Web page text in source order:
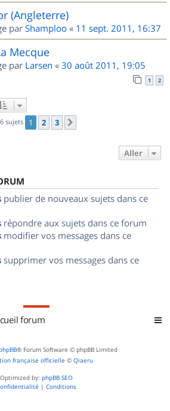
(Angleterre)
par Shamploo « 11 sept. 2011, 16:37
Mecque
par Larsen « 30 août 2011, 19:05
1 2
sujets 1 2 3
Aller
publier de nouveaux sujets dans ce
répondre aux sujets dans ce forum
modifier vos messages dans ce
supprimer vos messages dans ce
forum
® Forum Software © phpBB Limited
française officielle © Qiaeru
Optimized by: phpBB SEO
| Conditions